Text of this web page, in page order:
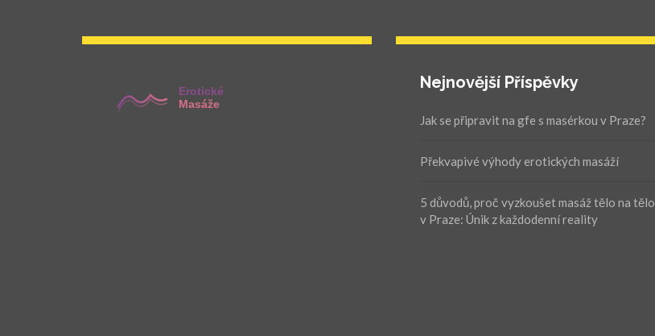
Nejnovější Příspěvky
Jak se připravit na gfe s masérkou v Praze?
Překvapivé výhody erotických masáží
5 důvodů, proč vyzkoušet masáž tělo na tělo
v Praze: Únik z každodenní reality